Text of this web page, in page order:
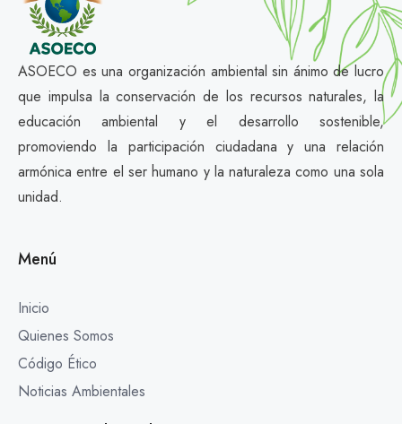
ASOECO es una organización ambiental sin ánimo de lucro
que impulsa la conservación de los recursos naturales, la
educación ambiental y el desarrollo sostenible,
promoviendo la participación ciudadana y una relación
armónica entre el ser humano y la naturaleza como una sola
unidad.
Menú
Inicio
Quienes Somos
Código Ético
Noticias Ambientales